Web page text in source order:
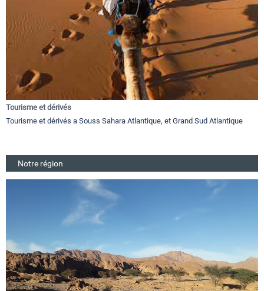
Tourisme et dérivés
Tourisme et dérivés a Souss Sahara Atlantique, et Grand Sud Atlantique
Notre région